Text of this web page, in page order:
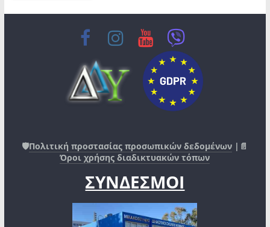
🛡️Πολιτική προστασίας προσωπικών δεδομένων |📄
Όροι χρήσης διαδικτυακών τόπων
ΣΥΝΔΕΣΜΟΙ